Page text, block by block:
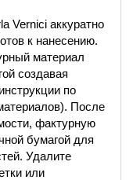
Vernici аккуратно
к нанесению.
материал
создавая
по
После
фактурную
бумагой для
Удалите
или